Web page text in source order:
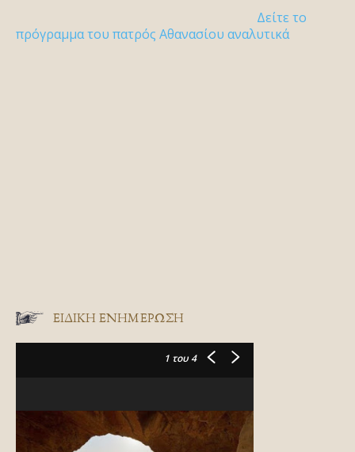
Δείτε το
πρόγραμμα του πατρός Αθανασίου αναλυτικά
ΕΙΔΙΚΉ ΕΝΗΜΈΡΩΣΗ
1 του 4